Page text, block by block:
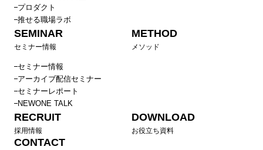
プロダクト
推せる職場ラボ
SEMINAR
セミナー情報
セミナー情報
アーカイブ配信セミナー
セミナーレポート
NEWONE TALK
METHOD
メソッド
RECRUIT
採用情報
DOWNLOAD
お役立ち資料
CONTACT